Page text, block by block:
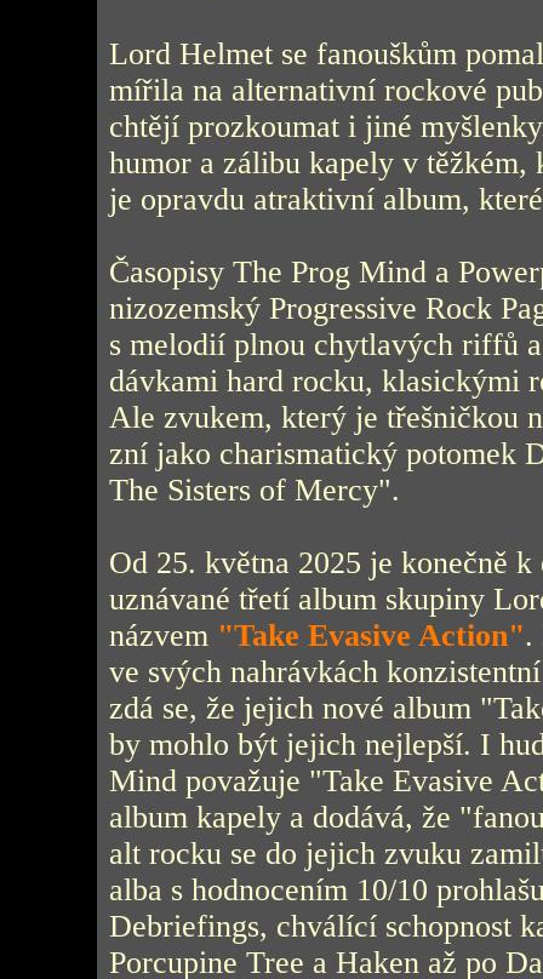
Lord Helmet se fanouškům
mířila na alternativní rockové
chtějí prozkoumat i jiné
humor a zálibu kapely v těžkém,
je opravdu atraktivní album,
Časopisy The Prog Mind a
nizozemský Progressive Rock
s melodií plnou chytlavých riffů
dávkami hard rocku, klasickými
Ale zvukem, který je třešničkou
zní jako charismatický potomek
The Sisters of Mercy".
Od 25. května 2025 je konečně
uznávané třetí album skupiny
názvem "Take Evasive Action".
ve svých nahrávkách
zdá se, že jejich nové album
by mohlo být jejich nejlepší. I
Mind považuje "Take Evasive
album kapely a dodává, že
alt rocku se do jejich zvuku
alba s hodnocením 10/10
Debriefings, chválící schopnost
Porcupine Tree a Haken až po